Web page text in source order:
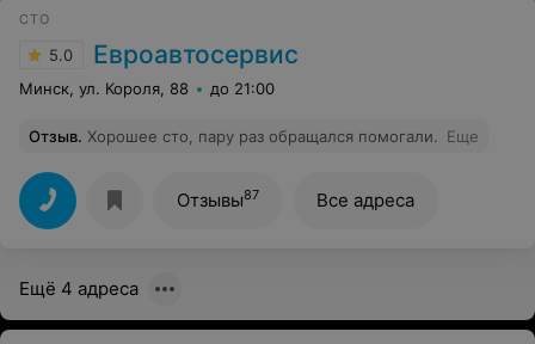
Очень понравился этот подход к клиенту. На все
работы и запчасти выдают документы. Все
цивилизовано и просто. Рекомендую.
СТО
5.0 Евроавтосервис
Минск, ул. Короля, 88 до 21:00
Отзыв. Хорошее сто, пару раз обращался помогали. Еще
Отзывы87 Все адреса
Ещё 4 адреса